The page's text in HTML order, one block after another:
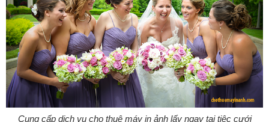
Cung cấp dịch vụ cho thuê máy in ảnh lấy ngay tại tiệc cưới